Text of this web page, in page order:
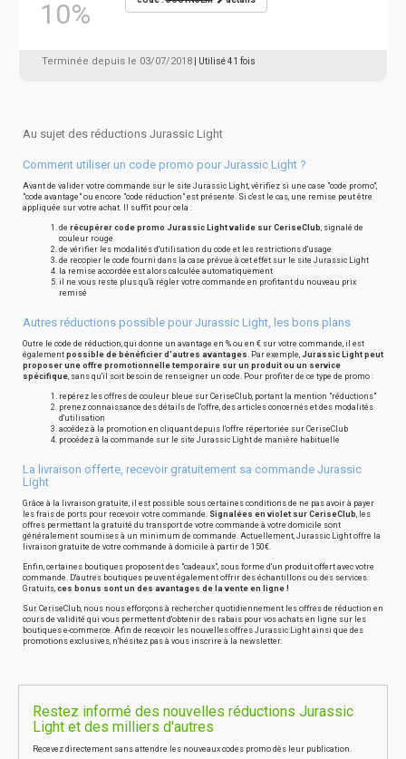
10%
Terminée depuis le 03/07/2018 | Utilisé 41 fois
Au sujet des réductions Jurassic Light
Comment utiliser un code promo pour Jurassic Light ?
Avant de valider votre commande sur le site Jurassic Light, vérifiez si une case "code promo",
"code avantage" ou encore "code réduction" est présente. Si c'est le cas, une remise peut être
appliquée sur votre achat. Il suffit pour cela :
de récupérer code promo Jurassic Light valide sur CeriseClub, signalé de
couleur rouge
de vérifier les modalités d'utilisation du code et les restrictions d'usage
de recopier le code fourni dans la case prévue à cet effet sur le site Jurassic Light
la remise accordée est alors calculée automatiquement
il ne vous reste plus qu'à régler votre commande en profitant du nouveau prix
remisé
Autres réductions possible pour Jurassic Light, les bons plans
Outre le code de réduction, qui donne un avantage en % ou en € sur votre commande, il est
également possible de bénéficier d'autres avantages. Par exemple, Jurassic Light peut
proposer une offre promotionnelle temporaire sur un produit ou un service
spécifique, sans qu'il soit besoin de renseigner un code. Pour profiter de ce type de promo :
repérez les offres de couleur bleue sur CeriseClub, portant la mention "réductions"
prenez connaissance des détails de l'offre, des articles concernés et des modalités
d'utilisation
accédez à la promotion en cliquant depuis l'offre répertoriée sur CeriseClub
procédez à la commande sur le site Jurassic Light de manière habituelle
La livraison offerte, recevoir gratuitement sa commande Jurassic
Light
Grâce à la livraison gratuite, il est possible sous certaines conditions de ne pas avoir à payer
les frais de ports pour recevoir votre commande. Signalées en violet sur CeriseClub, les
offres permettant la gratuité du transport de votre commande à votre domicile sont
généralement soumises à un minimum de commande. Actuellement, Jurassic Light offre la
livraison gratuite de votre commande à domicile à partir de 150€.
Enfin, certaines boutiques proposent des "cadeaux", sous forme d'un produit offert avec votre
commande. D'autres boutiques peuvent également offrir des échantillons ou des services.
Gratuits, ces bonus sont un des avantages de la vente en ligne !
Sur CeriseClub, nous nous efforçons à rechercher quotidiennement les offres de réduction en
cours de validité qui vous permettent d'obtenir des rabais pour vos achats en ligne sur les
boutiques e-commerce. Afin de recevoir les nouvelles offres Jurassic Light ainsi que des
promotions exclusives, n'hésitez pas à vous inscrire à la newsletter.
Restez informé des nouvelles réductions Jurassic
Light et des milliers d'autres
Recevez directement sans attendre les nouveaux codes promo dès leur publication.